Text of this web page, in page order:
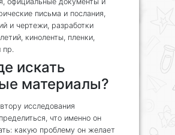
письма и послания,
и чертежи, разработки
киноленты, пленки,
искать
материалы?
исследования
что именно он
какую проблему он желает